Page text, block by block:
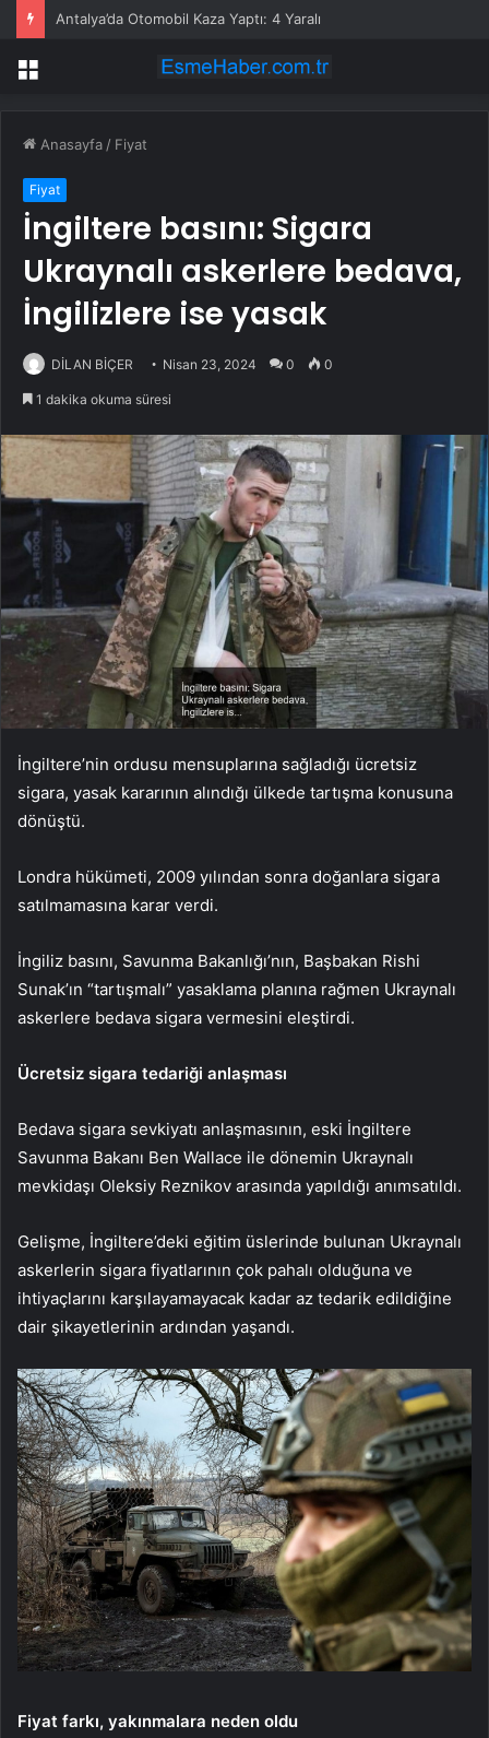
Antalya’da Otomobil Kaza Yaptı: 4 Yaralı
Menü
Anasayfa / Fiyat
Fiyat
İngiltere basını: Sigara
Ukraynalı askerlere bedava,
İngilizlere ise yasak
DİLAN BİÇER Nisan 23, 2024 0 0
1 dakika okuma süresi
İngiltere’nin ordusu mensuplarına sağladığı ücretsiz
sigara, yasak kararının alındığı ülkede tartışma konusuna
dönüştü.
Londra hükümeti, 2009 yılından sonra doğanlara sigara
satılmamasına karar verdi.
İngiliz basını, Savunma Bakanlığı’nın, Başbakan Rishi
Sunak’ın “tartışmalı” yasaklama planına rağmen Ukraynalı
askerlere bedava sigara vermesini eleştirdi.
Ücretsiz sigara tedariği anlaşması
Bedava sigara sevkiyatı anlaşmasının, eski İngiltere
Savunma Bakanı Ben Wallace ile dönemin Ukraynalı
mevkidaşı Oleksiy Reznikov arasında yapıldığı anımsatıldı.
Gelişme, İngiltere’deki eğitim üslerinde bulunan Ukraynalı
askerlerin sigara fiyatlarının çok pahalı olduğuna ve
ihtiyaçlarını karşılayamayacak kadar az tedarik edildiğine
dair şikayetlerinin ardından yaşandı.
Fiyat farkı, yakınmalara neden oldu